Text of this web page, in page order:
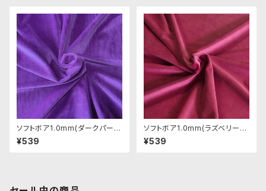
ソフトボア1.0mm(ダークパープ
ル)SSB121 ぬいぐるみ用短毛ボ
ア生地 20cm
¥539
ソフトボア1.0mm(ラズベリー)S
SB050 ぬいぐるみ用短毛ボア
生地 20cm
¥539